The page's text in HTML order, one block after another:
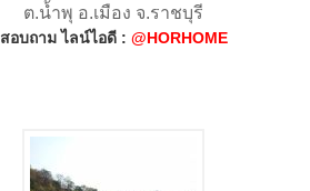
ต.น้ำพุ อ.เมือง จ.ราชบุรี
สอบถาม ไลน์ไอดี : @HORHOME